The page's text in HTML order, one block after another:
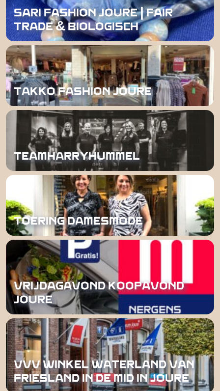
SARI FASHION JOURE | FAIR
TRADE & BIOLOGISCH
TAKKO FASHION JOURE
TEAMHARRYHUMMEL
TOERING DAMESMODE
VRIJDAGAVOND KOOPAVOND
JOURE
VVV WINKEL WATERLAND VAN
FRIESLAND IN DE MID IN JOURE